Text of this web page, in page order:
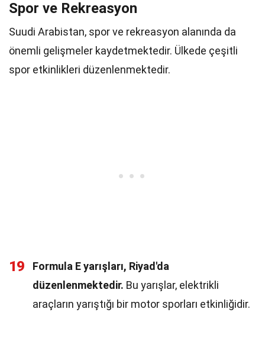
Spor ve Rekreasyon
Suudi Arabistan, spor ve rekreasyon alanında da
önemli gelişmeler kaydetmektedir. Ülkede çeşitli
spor etkinlikleri düzenlenmektedir.
19
Formula E yarışları, Riyad'da
düzenlenmektedir. Bu yarışlar, elektrikli
araçların yarıştığı bir motor sporları etkinliğidir.